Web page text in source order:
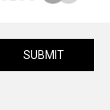
SUBMIT